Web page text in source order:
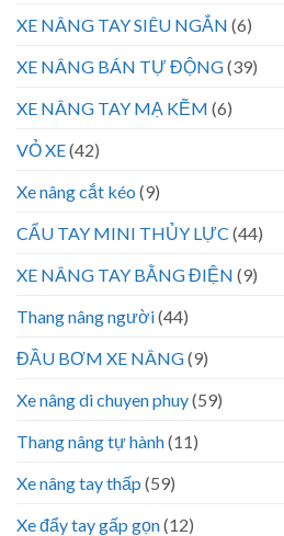
XE NÂNG TAY SIÊU NGẮN (6)
XE NÂNG BÁN TỰ ĐỘNG(39)
XE NÂNG TAY MẠ KẼM (6)
VỎ XE(42)
Xe nâng cắt kéo (9)
CẨU TAY MINI THỦY LỰC (44)
XE NÂNG TAY BẰNG ĐIỆN (9)
Thang nâng người(44)
ĐẦU BƠM XE NÂNG(9)
Xe nâng di chuyen phuy(59)
Thang nâng tự hành(11)
Xe nâng tay thấp (59)
Xe đẩy tay gấp gọn(12)